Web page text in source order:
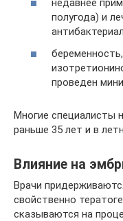
недавнее
полугода) и
проведен
Многие специалисты
раньше 35 лет и в
Влияние на
Врачи
свойственно
сказываются на